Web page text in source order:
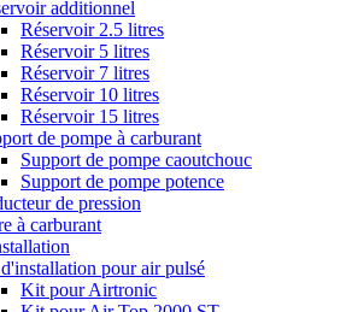
additionnel
Réservoir 2.5 litres
Réservoir 5 litres
Réservoir 7 litres
Réservoir 10 litres
Réservoir 15 litres
de pompe à carburant
Support de pompe caoutchouc
Support de pompe potence
de pression
à carburant
pour air pulsé
Kit pour Airtronic